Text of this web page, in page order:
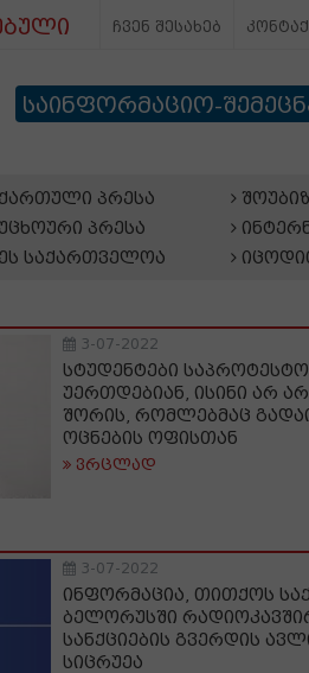
ჩვენ შესახებ
საინფორმაციო-
ქართული პრესა
უცხოური პრესა
ეს საქართველოა
3-07-2022
სტუდენტები
უერთდებიან, ისინი არ
შორის, რომლებმაც
ოცნების ოფისთან
ვრცლად
3-07-2022
ინფორმაცია, თითქოს
ბელორუსში
სანქციების გვერდის
სიცრუეა